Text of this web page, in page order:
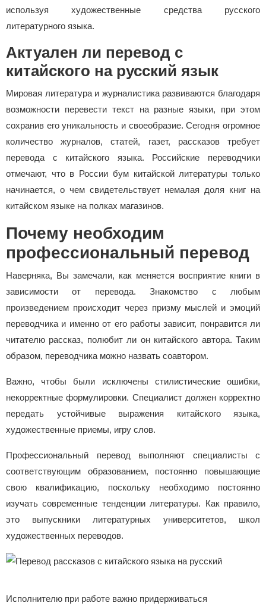
используя художественные средства русского
литературного языка.
Актуален ли перевод с
китайского на русский язык
Мировая литература и журналистика развиваются благодаря
возможности перевести текст на разные языки, при этом
сохранив его уникальность и своеобразие. Сегодня огромное
количество журналов, статей, газет, рассказов требует
перевода с китайского языка. Российские переводчики
отмечают, что в России бум китайской литературы только
начинается, о чем свидетельствует немалая доля книг на
китайском языке на полках магазинов.
Почему необходим
профессиональный перевод
Наверняка, Вы замечали, как меняется восприятие книги в
зависимости от перевода. Знакомство с любым
произведением происходит через призму мыслей и эмоций
переводчика и именно от его работы зависит, понравится ли
читателю рассказ, полюбит ли он китайского автора. Таким
образом, переводчика можно назвать соавтором.
Важно, чтобы были исключены стилистические ошибки,
некорректные формулировки. Специалист должен корректно
передать устойчивые выражения китайского языка,
художественные приемы, игру слов.
Профессиональный перевод выполняют специалисты с
соответствующим образованием, постоянно повышающие
свою квалификацию, поскольку необходимо постоянно
изучать современные тенденции литературы. Как правило,
это выпускники литературных университетов, школ
художественных переводов.
Исполнителю при работе важно придерживаться